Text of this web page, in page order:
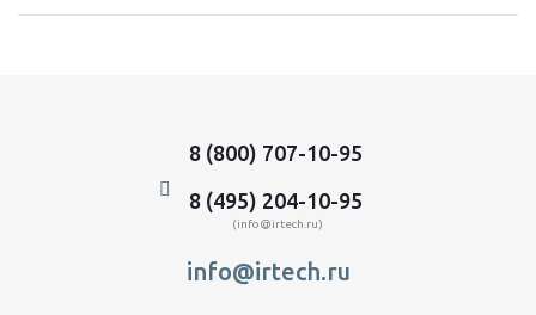
8 (800) 707-10-95
8 (495) 204-10-95
(info@irtech.ru)
info@irtech.ru